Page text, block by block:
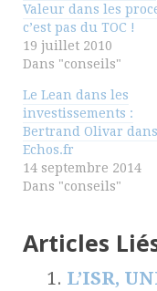
Valeur dans les
c’est pas du TOC !
19 juillet 2010
Dans "conseils"
Le Lean dans les
investissements :
Bertrand Olivar
Echos.fr
14 septembre 2014
Dans "conseils"
Articles
L’ISR,